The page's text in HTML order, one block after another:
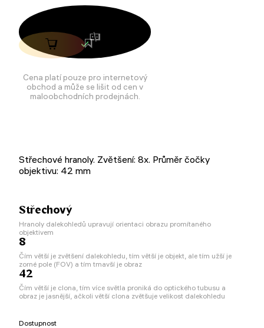
Cena platí pouze pro internetový
obchod a může se lišit od cen v
maloobchodních prodejnách.
Střechové hranoly. Zvětšení: 8x. Průměr čočky
objektivu: 42 mm
Střechový
Hranoly dalekohledů upravují orientaci obrazu promítaného
objektivem
8
Čím větší je zvětšení dalekohledu, tím větší je objekt, ale tím užší je
zorné pole (FOV) a tím tmavší je obraz
42
Čím větší je clona, tím více světla proniká do optického tubusu a
obraz je jasnější, ačkoli větší clona zvětšuje velikost dalekohledu
Dostupnost